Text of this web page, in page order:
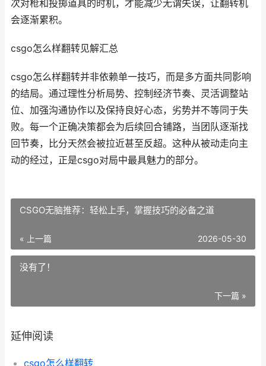
次对枪和投掷道具的时机，才能减少无谓失误，让翻转机
会逐渐累积。
csgo怎么样翻转见解汇总
csgo怎么样翻转并非依赖单一技巧，而是多方面共同影响
的结局。通过理性分析局势、控制经济节奏、灵活调整站
位、加强沟通协作以及保持良好心态，劣势并不等同于失
败。每一个正确决策都会为后续回合铺路，当团队逐渐找
回节奏，比分天然会被拉近甚至反超。这种从被动走向主
动的经过，正是csgo对局中最具魅力的部分。
CSGO无脑推荐：轻松上手，掌握技巧的必备之道
« 上一篇 2026-05-30
没有了！
下一篇 »
延伸阅读
csgo怎么样翻转